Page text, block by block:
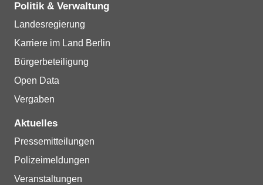
Politik & Verwaltung
Landesregierung
Karriere im Land Berlin
Bürgerbeteiligung
Open Data
Vergaben
Aktuelles
Pressemitteilungen
Polizeimeldungen
Veranstaltungen